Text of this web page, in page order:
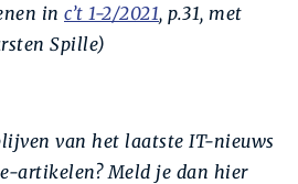
in c’t 1-2/2021, p.31, met
Spille)
van het laatste IT-nieuws
artikelen? Meld je dan hier